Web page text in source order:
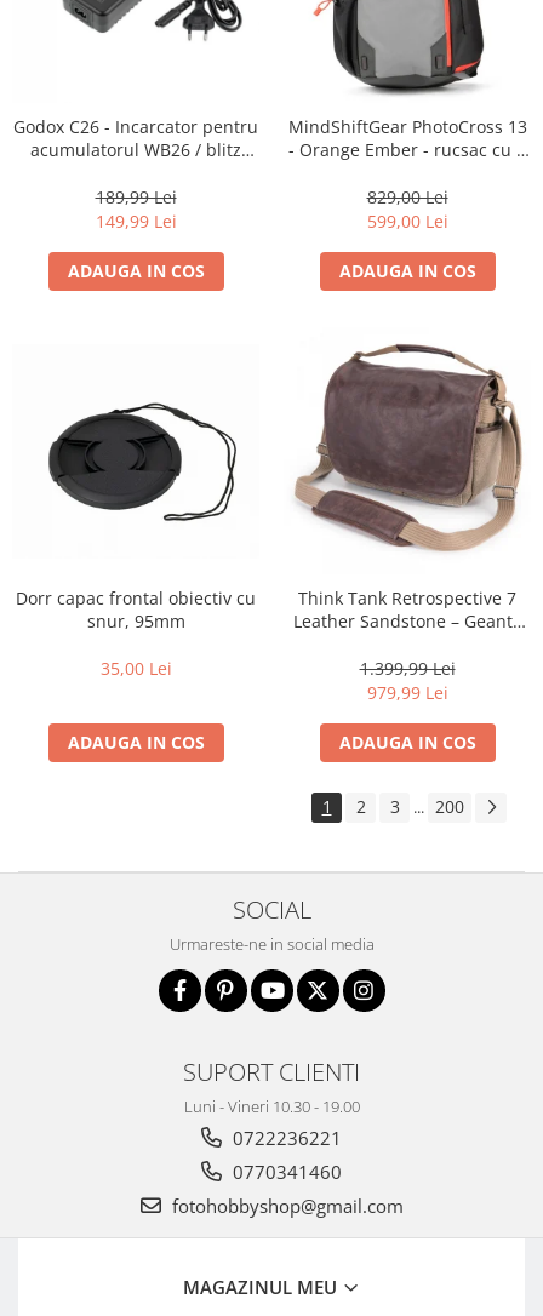
Filme foto si scanere film
Filme instant FUJI INSTAX
diapozitive 35mm color
diapozitive late 120mm color
negative late 120mm color
Scanere Film
Binocluri, Lupe si Telescoape
Accesorii pentru Lunete si
Telescoape
Aparate de colectie
format 24x36mm
Aparate foto de colectie, cu burduf
Biobiective
Aparate foto de colectie , Stereo
Aparate foto de colectie -
Accesorii pt. aparate foto de
Aparate de colectie de tip Box-
Reviste, carti si software
Aparate foto SECOND HAND
Aparate foto Mirrorless (SH)
Godox C26 - Incarcator pentru
acumulatorul WB26 / blitz
189,99 Lei
149,99 Lei
ADAUGA IN COS
MindShiftGear PhotoCross 13
- Orange Ember - rucsac cu o
829,00 Lei
599,00 Lei
ADAUGA IN COS
Dorr capac frontal obiectiv cu
snur, 95mm
35,00 Lei
ADAUGA IN COS
Think Tank Retrospective 7
Leather Sandstone – Geantă
DSLR/Mirrorless
1.399,99 Lei
979,99 Lei
ADAUGA IN COS
1 2 3 ... 200
SOCIAL
Urmareste-ne in social media
SUPORT CLIENTI
Luni - Vineri 10.30 - 19.00
0722236221
0770341460
fotohobbyshop@gmail.com
MAGAZINUL MEU